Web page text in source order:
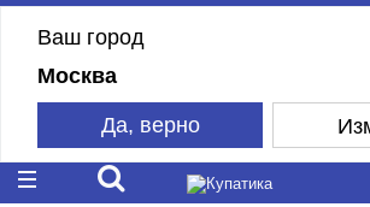
Ваш город
Москва
Да, верно